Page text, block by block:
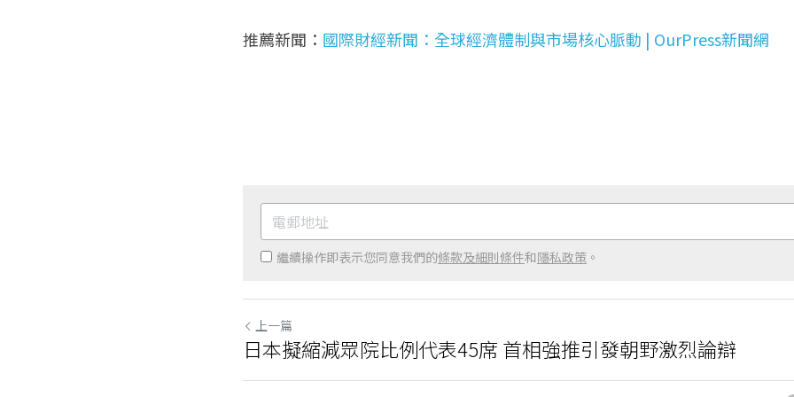
推薦新聞： 國際財經新聞：全球經濟體制與市場核心脈動 | OurPress新聞網
繼續操作即表示您同意我們的條款及細則條件和隱私政策 。
上一篇
日本擬縮減眾院比例代表45席 首相強推引發朝野激烈論辯